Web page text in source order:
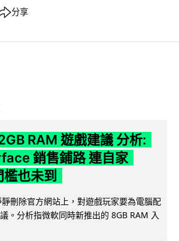
分享
RAM 遊戲建議 分析:
銷售鋪路 連自家
也未到
刪除官方網站上，對遊戲玩家要為電腦配
。分析指微軟同時新推出的 8GB RAM 入